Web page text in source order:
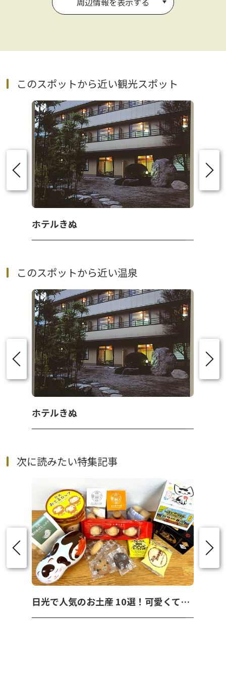
このスポットから近い観光スポット
ホテルきぬ
このスポットから近い温泉
ホテルきぬ
次に読みたい特集記事
日光で人気のお土産 10選！可愛くて美味しいお菓子を紹介！